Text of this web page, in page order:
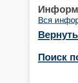
Вся
Поиск